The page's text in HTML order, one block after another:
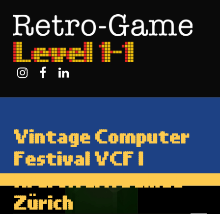
Instagram
Facebook
Linkedin
Vintage Computer
Festival VCF I
Kraftwerk Selnau
Zürich